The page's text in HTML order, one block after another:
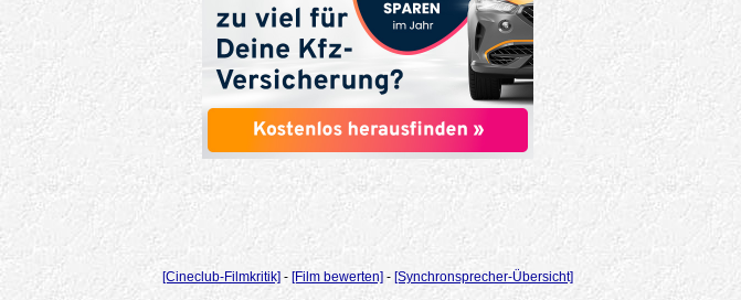
[Cineclub-Filmkritik] - [Film bewerten] - [Synchronsprecher-Übersicht]